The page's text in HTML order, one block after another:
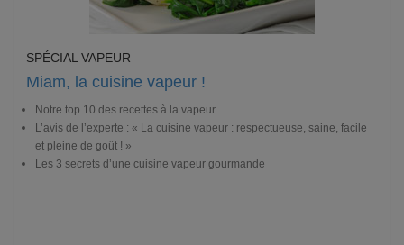
SPÉCIAL VAPEUR
Miam, la cuisine vapeur !
Notre top 10 des recettes à la vapeur
L’avis de l’experte : « La cuisine vapeur : respectueuse, saine, facile
et pleine de goût ! »
Les 3 secrets d’une cuisine vapeur gourmande